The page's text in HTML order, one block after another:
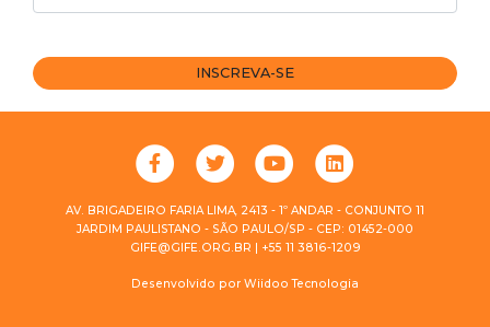
INSCREVA-SE
AV. BRIGADEIRO FARIA LIMA, 2413 - 1º ANDAR - CONJUNTO 11
JARDIM PAULISTANO - SÃO PAULO/SP - CEP: 01452-000
GIFE@GIFE.ORG.BR | +55 11 3816-1209
Desenvolvido por Wiidoo Tecnologia